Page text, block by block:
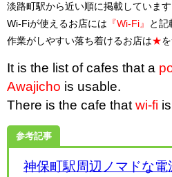
淡路町駅から近い順に掲載しています
Wi-Fiが使えるお店には 『Wi-Fi』
と記
作業がしやすい落ち着けるお店は★
It is the list of cafes that a
Awajicho is usable.
There is the cafe that wi-fi
参考記事
神保町駅周辺ノマドな電